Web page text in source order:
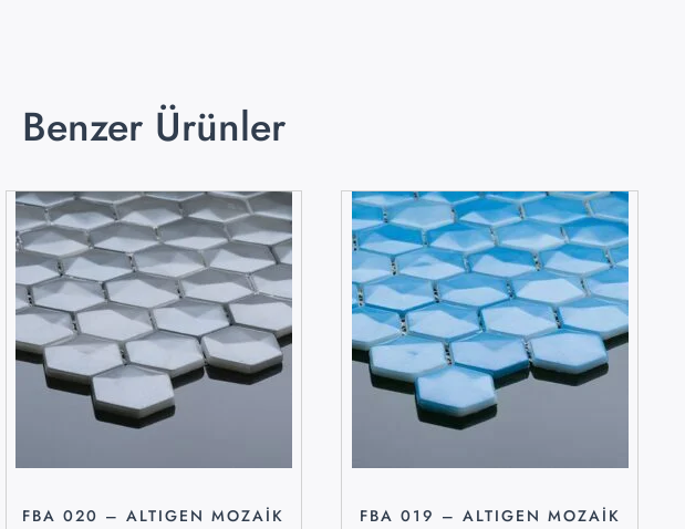
Benzer Ürünler
FBA 020 – ALTIGEN MOZAIK FBA 019 – ALTIGEN MOZAIK